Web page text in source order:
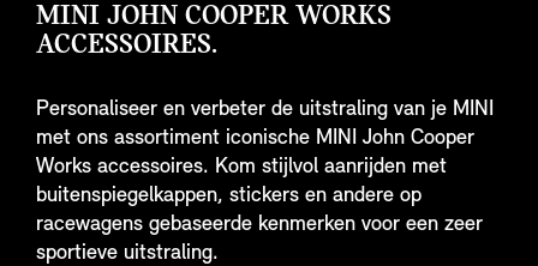
MINI JOHN COOPER WORKS
ACCESSOIRES.
Personaliseer en verbeter de uitstraling van je MINI
met ons assortiment iconische MINI John Cooper
Works accessoires. Kom stijlvol aanrijden met
buitenspiegelkappen, stickers en andere op
racewagens gebaseerde kenmerken voor een zeer
sportieve uitstraling.